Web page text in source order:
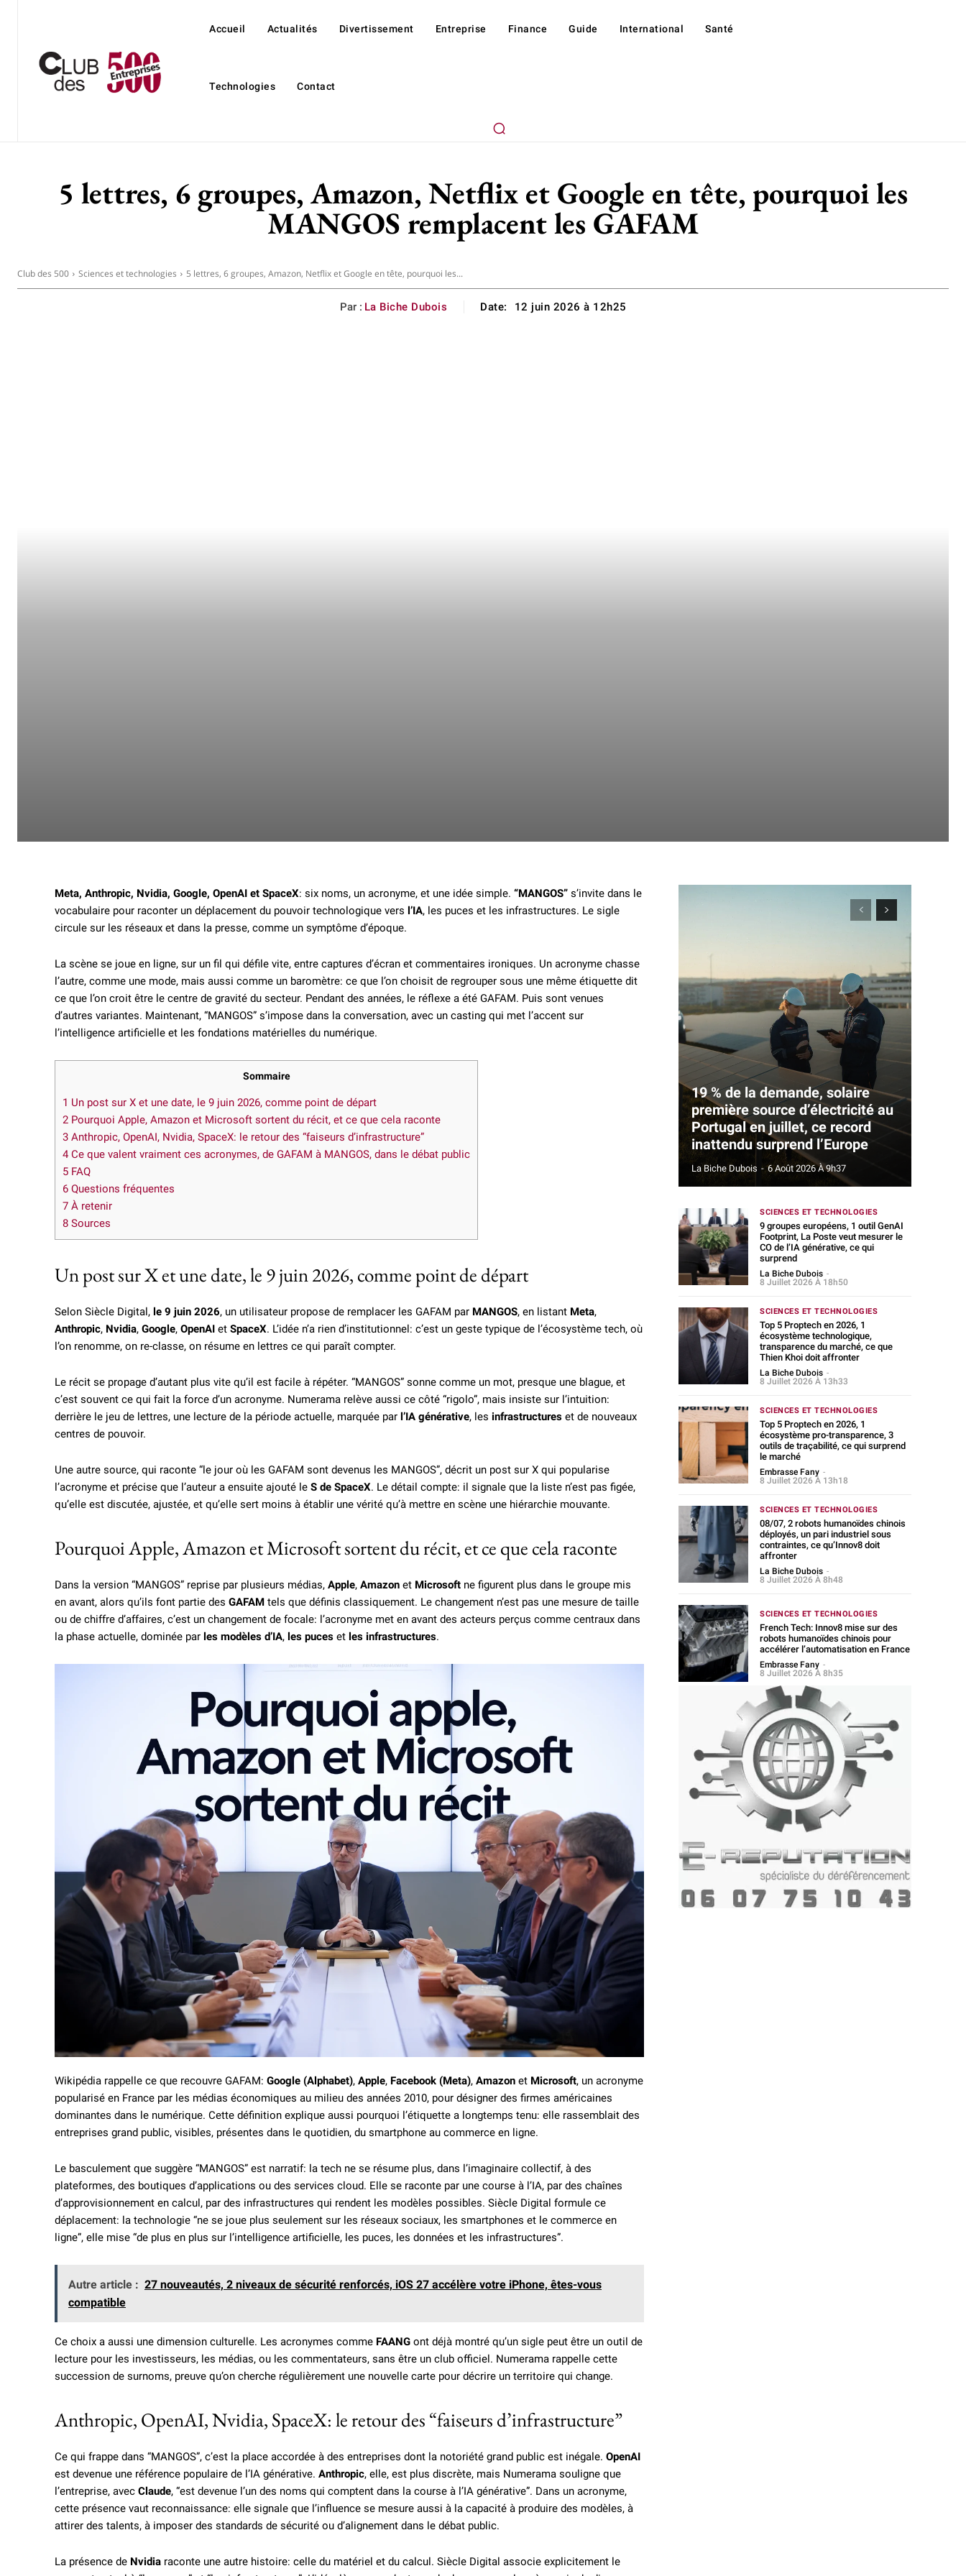
Accueil Actualités Divertissement Entreprise Finance Guide International Santé
Technologies Contact
5 lettres, 6 groupes, Amazon, Netflix et Google en tête, pourquoi les
MANGOS remplacent les GAFAM
Club des 500 Sciences et technologies 5 lettres, 6 groupes, Amazon, Netflix et Google en tête, pourquoi les...
Par : La Biche Dubois Date: 12 juin 2026 à 12h25
Meta, Anthropic, Nvidia, Google, OpenAI et SpaceX: six noms, un acronyme, et une idée simple. “MANGOS” s’invite dans le
vocabulaire pour raconter un déplacement du pouvoir technologique vers l’IA, les puces et les infrastructures. Le sigle
circule sur les réseaux et dans la presse, comme un symptôme d’époque.
La scène se joue en ligne, sur un fil qui défile vite, entre captures d’écran et commentaires ironiques. Un acronyme chasse
l’autre, comme une mode, mais aussi comme un baromètre: ce que l’on choisit de regrouper sous une même étiquette dit
ce que l’on croit être le centre de gravité du secteur. Pendant des années, le réflexe a été GAFAM. Puis sont venues
d’autres variantes. Maintenant, “MANGOS” s’impose dans la conversation, avec un casting qui met l’accent sur
l’intelligence artificielle et les fondations matérielles du numérique.
Sommaire
1 Un post sur X et une date, le 9 juin 2026, comme point de départ
2 Pourquoi Apple, Amazon et Microsoft sortent du récit, et ce que cela raconte
3 Anthropic, OpenAI, Nvidia, SpaceX: le retour des “faiseurs d’infrastructure”
4 Ce que valent vraiment ces acronymes, de GAFAM à MANGOS, dans le débat public
5 FAQ
6 Questions fréquentes
7 À retenir
8 Sources
Un post sur X et une date, le 9 juin 2026, comme point de départ
Selon Siècle Digital, le 9 juin 2026, un utilisateur propose de remplacer les GAFAM par MANGOS, en listant Meta,
Anthropic, Nvidia, Google, OpenAI et SpaceX. L’idée n’a rien d’institutionnel: c’est un geste typique de l’écosystème tech, où
l’on renomme, on re-classe, on résume en lettres ce qui paraît compter.
Le récit se propage d’autant plus vite qu’il est facile à répéter. “MANGOS” sonne comme un mot, presque une blague, et
c’est souvent ce qui fait la force d’un acronyme. Numerama relève aussi ce côté “rigolo”, mais insiste sur l’intuition:
derrière le jeu de lettres, une lecture de la période actuelle, marquée par l’IA générative, les infrastructures et de nouveaux
centres de pouvoir.
Une autre source, qui raconte “le jour où les GAFAM sont devenus les MANGOS”, décrit un post sur X qui popularise
l’acronyme et précise que l’auteur a ensuite ajouté le S de SpaceX. Le détail compte: il signale que la liste n’est pas figée,
qu’elle est discutée, ajustée, et qu’elle sert moins à établir une vérité qu’à mettre en scène une hiérarchie mouvante.
Pourquoi Apple, Amazon et Microsoft sortent du récit, et ce que cela raconte
Dans la version “MANGOS” reprise par plusieurs médias, Apple, Amazon et Microsoft ne figurent plus dans le groupe mis
en avant, alors qu’ils font partie des GAFAM tels que définis classiquement. Le changement n’est pas une mesure de taille
ou de chiffre d’affaires, c’est un changement de focale: l’acronyme met en avant des acteurs perçus comme centraux dans
la phase actuelle, dominée par les modèles d’IA, les puces et les infrastructures.
Wikipédia rappelle ce que recouvre GAFAM: Google (Alphabet), Apple, Facebook (Meta), Amazon et Microsoft, un acronyme
popularisé en France par les médias économiques au milieu des années 2010, pour désigner des firmes américaines
dominantes dans le numérique. Cette définition explique aussi pourquoi l’étiquette a longtemps tenu: elle rassemblait des
entreprises grand public, visibles, présentes dans le quotidien, du smartphone au commerce en ligne.
Le basculement que suggère “MANGOS” est narratif: la tech ne se résume plus, dans l’imaginaire collectif, à des
plateformes, des boutiques d’applications ou des services cloud. Elle se raconte par une course à l’IA, par des chaînes
d’approvisionnement en calcul, par des infrastructures qui rendent les modèles possibles. Siècle Digital formule ce
déplacement: la technologie “ne se joue plus seulement sur les réseaux sociaux, les smartphones et le commerce en
ligne”, elle mise “de plus en plus sur l’intelligence artificielle, les puces, les données et les infrastructures”.
Autre article : 27 nouveautés, 2 niveaux de sécurité renforcés, iOS 27 accélère votre iPhone, êtes-vous
compatible
Ce choix a aussi une dimension culturelle. Les acronymes comme FAANG ont déjà montré qu’un sigle peut être un outil de
lecture pour les investisseurs, les médias, ou les commentateurs, sans être un club officiel. Numerama rappelle cette
succession de surnoms, preuve qu’on cherche régulièrement une nouvelle carte pour décrire un territoire qui change.
Anthropic, OpenAI, Nvidia, SpaceX: le retour des “faiseurs d’infrastructure”
Ce qui frappe dans “MANGOS”, c’est la place accordée à des entreprises dont la notoriété grand public est inégale. OpenAI
est devenue une référence populaire de l’IA générative. Anthropic, elle, est plus discrète, mais Numerama souligne que
l’entreprise, avec Claude, “est devenue l’un des noms qui comptent dans la course à l’IA générative”. Dans un acronyme,
cette présence vaut reconnaissance: elle signale que l’influence se mesure aussi à la capacité à produire des modèles, à
attirer des talents, à imposer des standards de sécurité ou d’alignement dans le débat public.
La présence de Nvidia raconte une autre histoire: celle du matériel et du calcul. Siècle Digital associe explicitement le
19 % de la demande, solaire
première source d’électricité au
Portugal en juillet, ce record
inattendu surprend l’Europe
La Biche Dubois - 6 Août 2026 À 9h37
SCIENCES ET TECHNOLOGIES
9 groupes européens, 1 outil GenAI
Footprint, La Poste veut mesurer le
CO de l’IA générative, ce qui
surprend
La Biche Dubois -
8 Juillet 2026 À 18h50
SCIENCES ET TECHNOLOGIES
Top 5 Proptech en 2026, 1
écosystème technologique,
transparence du marché, ce que
Thien Khoi doit affronter
La Biche Dubois -
8 Juillet 2026 À 13h33
SCIENCES ET TECHNOLOGIES
Top 5 Proptech en 2026, 1
écosystème pro-transparence, 3
outils de traçabilité, ce qui surprend
le marché
Embrasse Fany -
8 Juillet 2026 À 13h18
SCIENCES ET TECHNOLOGIES
08/07, 2 robots humanoïdes chinois
déployés, un pari industriel sous
contraintes, ce qu’Innov8 doit
affronter
La Biche Dubois -
8 Juillet 2026 À 8h48
SCIENCES ET TECHNOLOGIES
French Tech: Innov8 mise sur des
robots humanoïdes chinois pour
accélérer l’automatisation en France
Embrasse Fany -
8 Juillet 2026 À 8h35